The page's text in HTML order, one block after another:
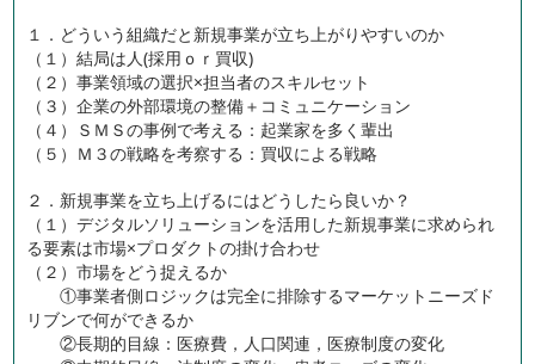
１．どういう組織だと新規事業が立ち上がりやすいのか
（１）結局は人(採用ｏｒ買収)
（２）事業領域の選択×担当者のスキルセット
（３）企業の外部環境の整備＋コミュニケーション
（４）ＳＭＳの事例で考える：起業家を多く輩出
（５）Ｍ３の戦略を考察する：買収による戦略
２．新規事業を立ち上げるにはどうしたら良いか？
（１）デジタルソリューションを活用した新規事業に求められ
る要素は市場×プロダクトの掛け合わせ
（２）市場をどう捉えるか
①事業者側ロジックは完全に排除するマーケットニーズド
リブンで何ができるか
②長期的目線：医療費，人口関連，医療制度の変化